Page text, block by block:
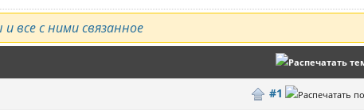
все с ними связанное
#1